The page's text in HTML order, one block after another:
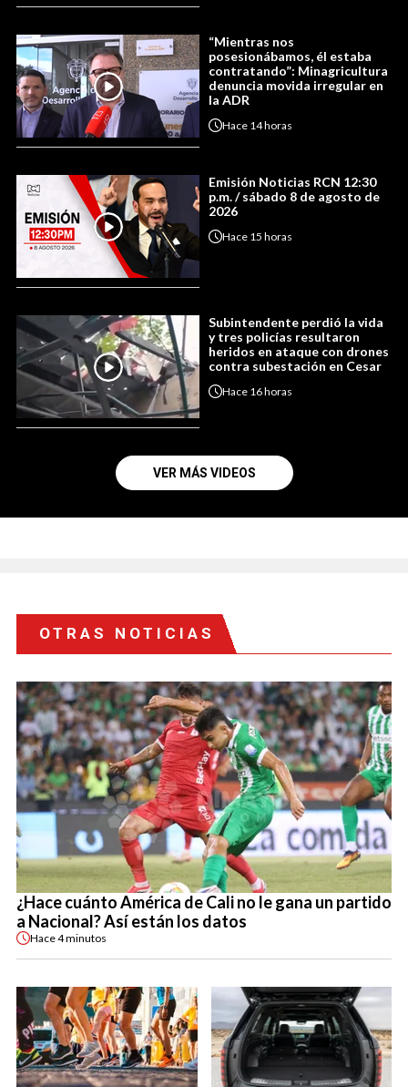
“Mientras nos
posesionábamos, él estaba
contratando”: Minagricultura
denuncia movida irregular en
la ADR
Hace 14 horas
Emisión Noticias RCN 12:30
p.m. / sábado 8 de agosto de
2026
Hace 15 horas
Subintendente perdió la vida
y tres policías resultaron
heridos en ataque con drones
contra subestación en Cesar
Hace 16 horas
VER MÁS VIDEOS
OTRAS NOTICIAS
¿Hace cuánto América de Cali no le gana un partido
a Nacional? Así están los datos
Hace4 minutos